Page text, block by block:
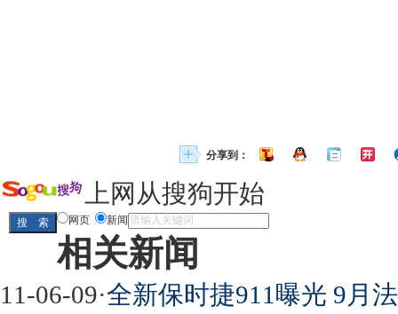
分享到：
上网从搜狗开始
网页 新闻
相关新闻
11-06-09·全新保时捷911曝光 9月